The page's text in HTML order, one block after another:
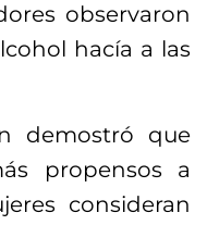
observaron
hacía a las
demostró que
propensos a
consideran